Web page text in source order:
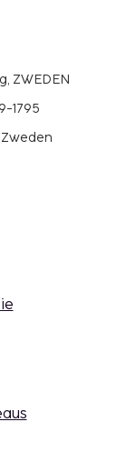
ZWEDEN
1795